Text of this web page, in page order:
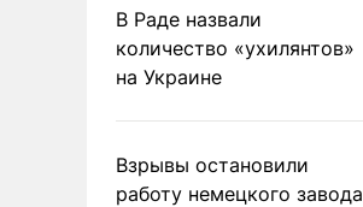
В Раде назвали
количество «ухилянтов»
на Украине
Взрывы остановили
работу немецкого завода